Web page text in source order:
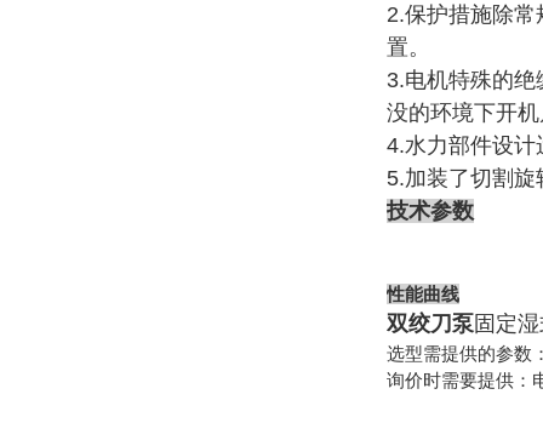
2.保护措施除
置。
3.电机特殊的
没的环境下开
4.水力部件设
5.加装了切割
技术参数
性能曲线
双绞刀泵固定
选型需提供的参数
询价时需要提供：